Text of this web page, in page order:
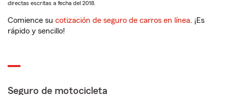
directas escritas a fecha del 2018.
Comience su cotización de seguro de carros en línea. ¡Es
rápido y sencillo!
Seguro de motocicleta